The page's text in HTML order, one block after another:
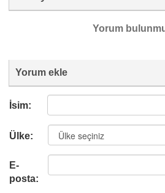
Yorum
Yorum ekle
İsim:
Ülke:
E-
posta: